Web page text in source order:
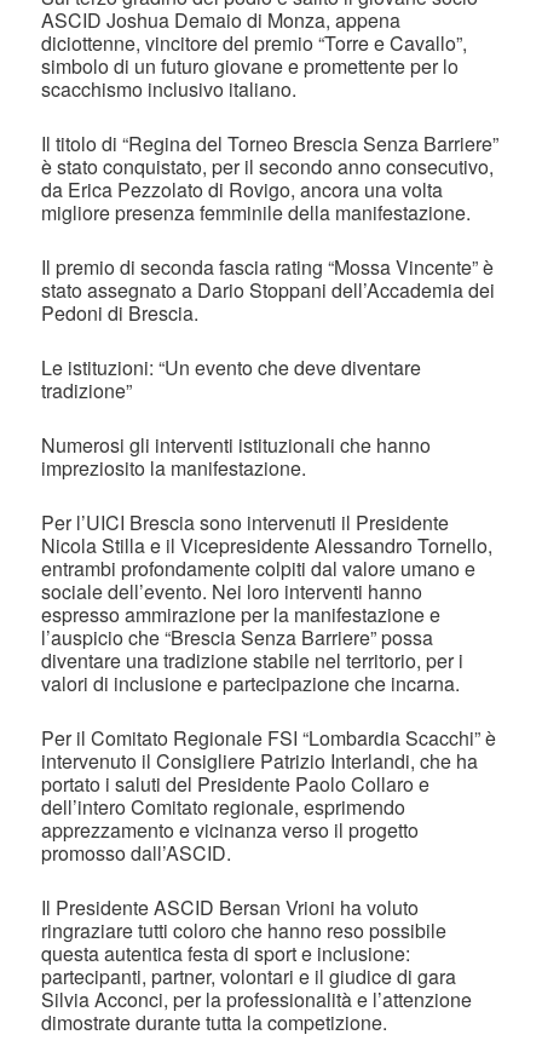
ASCID Joshua Demaio di Monza, appena
diciottenne, vincitore del premio “Torre e Cavallo”,
simbolo di un futuro giovane e promettente per lo
scacchismo inclusivo italiano.
Il titolo di “Regina del Torneo Brescia Senza Barriere”
è stato conquistato, per il secondo anno consecutivo,
da Erica Pezzolato di Rovigo, ancora una volta
migliore presenza femminile della manifestazione.
Il premio di seconda fascia rating “Mossa Vincente” è
stato assegnato a Dario Stoppani dell’Accademia dei
Pedoni di Brescia.
Le istituzioni: “Un evento che deve diventare
tradizione”
Numerosi gli interventi istituzionali che hanno
impreziosito la manifestazione.
Per l’UICI Brescia sono intervenuti il Presidente
Nicola Stilla e il Vicepresidente Alessandro Tornello,
entrambi profondamente colpiti dal valore umano e
sociale dell’evento. Nei loro interventi hanno
espresso ammirazione per la manifestazione e
l’auspicio che “Brescia Senza Barriere” possa
diventare una tradizione stabile nel territorio, per i
valori di inclusione e partecipazione che incarna.
Per il Comitato Regionale FSI “Lombardia Scacchi” è
intervenuto il Consigliere Patrizio Interlandi, che ha
portato i saluti del Presidente Paolo Collaro e
dell’intero Comitato regionale, esprimendo
apprezzamento e vicinanza verso il progetto
promosso dall’ASCID.
Il Presidente ASCID Bersan Vrioni ha voluto
ringraziare tutti coloro che hanno reso possibile
questa autentica festa di sport e inclusione:
partecipanti, partner, volontari e il giudice di gara
Silvia Acconci, per la professionalità e l’attenzione
dimostrate durante tutta la competizione.